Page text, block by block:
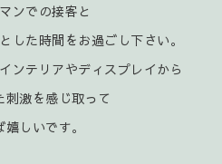
ンでの接客と
した時間をお過ごし下さい。
ンテリアやディスプレイから
刺激を感じ取って
嬉 しいです。